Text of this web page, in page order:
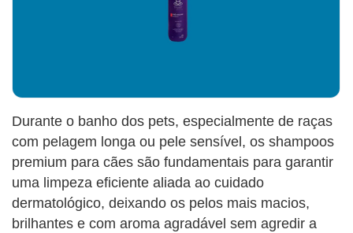
Durante o banho dos pets, especialmente de raças
com pelagem longa ou pele sensível, os shampoos
premium para cães são fundamentais para garantir
uma limpeza eficiente aliada ao cuidado
dermatológico, deixando os pelos mais macios,
brilhantes e com aroma agradável sem agredir a